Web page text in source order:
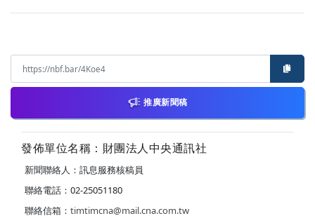
推廣新聞稿
發佈單位名稱：財團法人中央通訊社
新聞聯絡人：訊息服務核稿員
聯絡電話：02-25051180
聯絡信箱： timtimcna@mail.cna.com.tw